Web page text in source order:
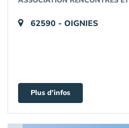
62590 - OIGNIES
Plus d'infos